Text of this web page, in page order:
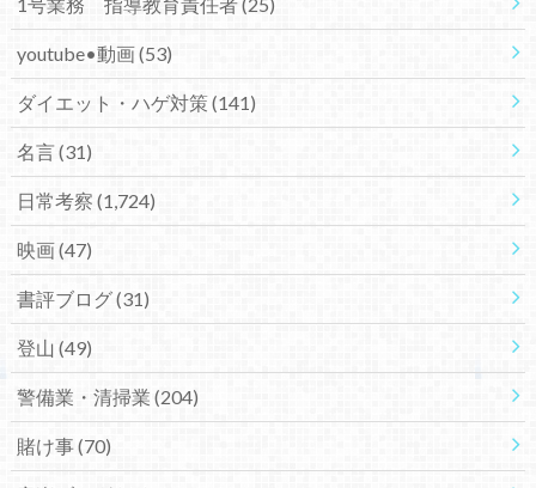
youtube•動画(53)
ダイエット・ハゲ対策(141)
名言(31)
日常考察 (1,724)
映画(47)
書評ブログ(31)
登山 (49)
警備業・清掃業 (204)
賭け事(70)